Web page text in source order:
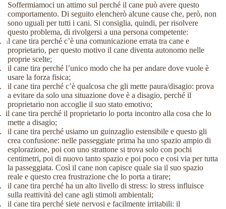
Soffermiamoci un attimo sul perché il cane può avere questo
comportamento. Di seguito elencherò alcune cause che, però, non
sono uguali per tutti i cani. Si consiglia, quindi, per risolvere
questo problema, di rivolgersi a una persona competente:
il cane tira perché c’è una comunicazione errata tra cane e
proprietario, per questo motivo il cane diventa autonomo nelle
proprie scelte;
il cane tira perché l’unico modo che ha per andare dove vuole è
usare la forza fisica;
il cane tira perché c’è qualcosa che gli mette paura/disagio: prova
a evitare da solo una situazione dove è a disagio, perché il
proprietario non accoglie il suo stato emotivo;
il cane tira perché il proprietario lo porta incontro alla cosa che lo
mette a disagio;
il cane tira perché usiamo un guinzaglio estensibile e questo gli
crea confusione: nelle passeggiate prima ha uno spazio ampio di
esplorazione, poi con uno strattone si trova solo con pochi
centimetri, poi di nuovo tanto spazio e poi poco e cosi via per tutta
la passeggiata. Così il cane non capisce quale sia il suo spazio
reale e questo crea frustrazione che lo porta a tirare;
il cane tira perché ha un alto livello di stress: lo stress influisce
sulla reattività del cane agli stimoli ambientali;
il cane tira perché siete nervosi e facilmente irritabili: il